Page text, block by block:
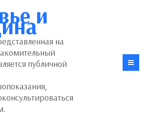
и
на
публичной